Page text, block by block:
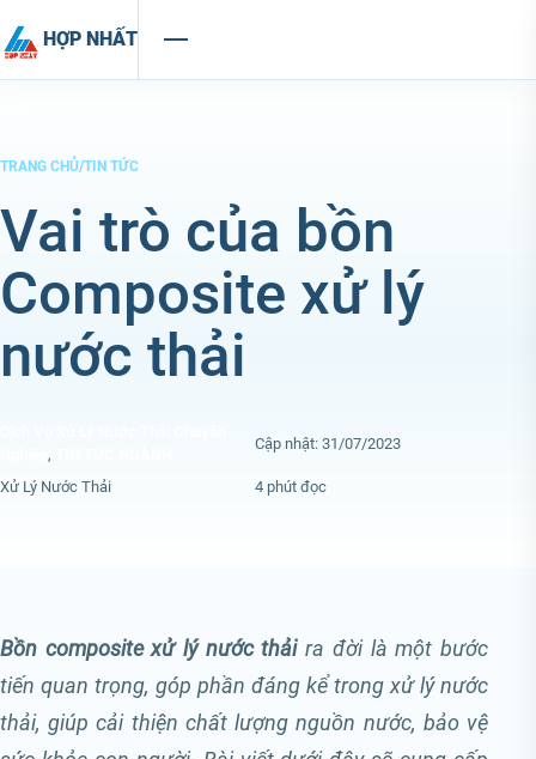
HỢP NHẤT
TRANG CHỦ/TIN TỨC
Vai trò của bồn
Composite xử lý
nước thải
,
Cập nhật: 31/07/2023
Xử Lý Nước Thải 4 phút đọc
Bồn composite xử lý nước thảira đời là một bước
tiến quan trọng, góp phần đáng kể trong xử lý nước
thải, giúp cải thiện chất lượng nguồn nước, bảo vệ